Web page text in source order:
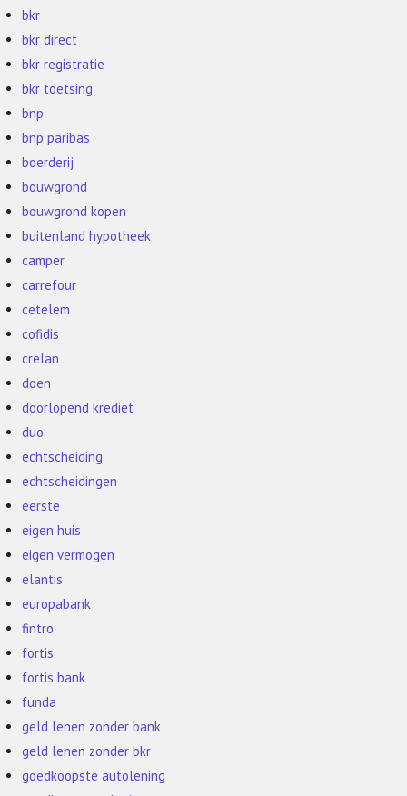
bkr
bkr direct
bkr registratie
bkr toetsing
bnp
bnp paribas
boerderij
bouwgrond
bouwgrond kopen
buitenland hypotheek
camper
carrefour
cetelem
cofidis
crelan
doen
doorlopend krediet
duo
echtscheiding
echtscheidingen
eerste
eigen huis
eigen vermogen
elantis
europabank
fintro
fortis
fortis bank
funda
geld lenen zonder bank
geld lenen zonder bkr
goedkoopste autolening